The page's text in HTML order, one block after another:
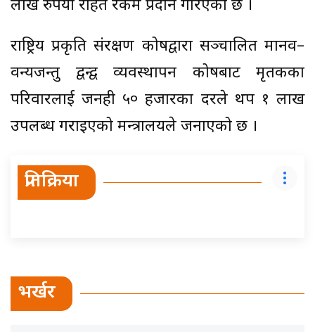
लाख रुपैयाँ राहत रकम प्रदान गरिएको छ ।
राष्ट्रिय प्रकृति संरक्षण कोषद्वारा सञ्चालित मानव–
वन्यजन्तु द्वन्द्व व्यवस्थापन कोषबाट मृतकका
परिवारलाई जनही ५० हजारका दरले थप १ लाख
उपलब्ध गराइएको मन्त्रालयले जनाएको छ ।
प्रतिक्रिया
भर्खर